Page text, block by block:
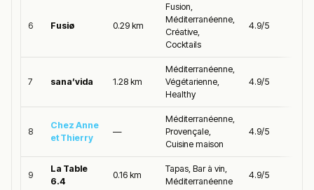
6 Fusiø 0.29 km
Fusion,
Méditerranéenne,
Créative,
Cocktails
4.9/5
7 sana’vida 1.28 km
Méditerranéenne,
Végétarienne,
Healthy
4.9/5
8
Chez Anne
et Thierry
—
Méditerranéenne,
Provençale,
Cuisine maison
4.9/5
9
La Table
6.4
0.16 km
Tapas, Bar à vin,
Méditerranéenne
4.9/5